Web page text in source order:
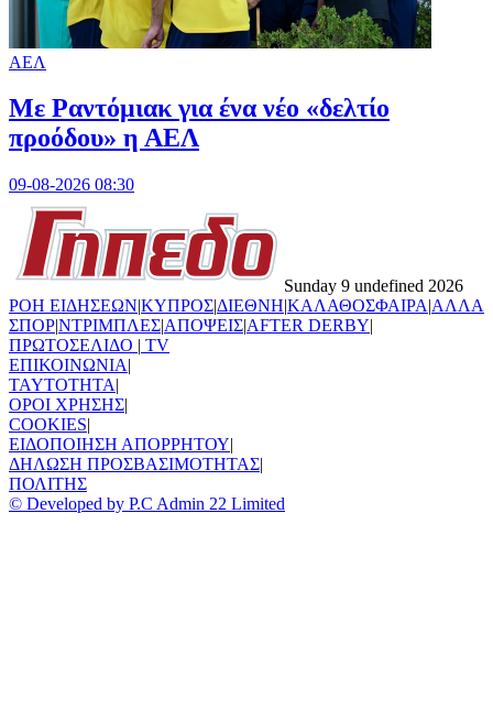
ΑΕΛ
Με Ραντόμιακ για ένα νέο «δελτίο
προόδου» η ΑΕΛ
09-08-2026 08:30
Sunday 9 undefined 2026
ΡΟΗ ΕΙΔΗΣΕΩΝ|ΚΥΠΡΟΣ|ΔΙΕΘΝΗ|ΚΑΛΑΘΟΣΦΑΙΡΑ|ΑΛΛΑ
ΣΠΟΡ|ΝΤΡΙΜΠΛΕΣ|ΑΠΟΨΕΙΣ|AFTER DERBY|
ΠΡΩΤΟΣΕΛΙΔΟ | TV
ΕΠΙΚΟΙΝΩΝΙΑ|
TAYTOTHTA|
ΟΡΟΙ ΧΡΗΣΗΣ|
COOKIES|
ΕΙΔΟΠΟΙΗΣΗ ΑΠΟΡΡΗΤΟΥ|
ΔΗΛΩΣΗ ΠΡΟΣΒΑΣΙΜΟΤΗΤΑΣ|
ΠΟΛΙΤΗΣ
© Developed by P.C Admin 22 Limited